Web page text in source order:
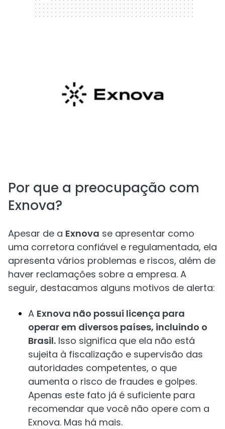
Por que a preocupação com
Exnova?
Apesar de a Exnova se apresentar como
uma corretora confiável e regulamentada, ela
apresenta vários problemas e riscos, além de
haver reclamações sobre a empresa. A
seguir, destacamos alguns motivos de alerta:
A Exnova não possui licença para
operar em diversos países, incluindo o
Brasil. Isso significa que ela não está
sujeita à fiscalização e supervisão das
autoridades competentes, o que
aumenta o risco de fraudes e golpes.
Apenas este fato já é suficiente para
recomendar que você não opere com a
Exnova. Mas há mais.